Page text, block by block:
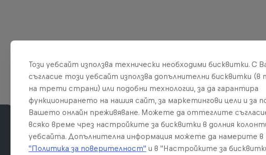
Този уебсайт използва технически необходими бисквитки. С
съгласие този уебсайт използва допълнителни бисквитки (в
на трети страни) или подобни технологии, за да гарантира
функционирането на нашия сайт, за маркетингови цели и за
Вашето онлайн преживяване. Можете да оттеглите
всяко време чрез настройките за бисквитки в долния
уебсайта. Допълнителна информация можете да намерите
"Политика за поверителност" и в "Настройките за